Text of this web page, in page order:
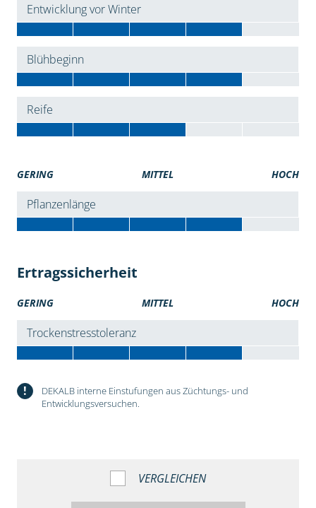
Entwicklung vor Winter
Blühbeginn
Reife
GERING MITTEL HOCH
Pflanzenlänge
Ertragssicherheit
GERING MITTEL HOCH
Trockenstresstoleranz
!
DEKALB interne Einstufungen aus Züchtungs- und
Entwicklungsversuchen.
VERGLEICHEN